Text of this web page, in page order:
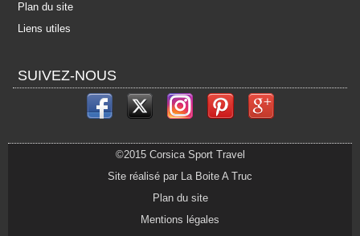
Plan du site
Liens utiles
SUIVEZ-NOUS
©2015 Corsica Sport Travel
Site réalisé par La Boite A Truc
Plan du site
Mentions légales